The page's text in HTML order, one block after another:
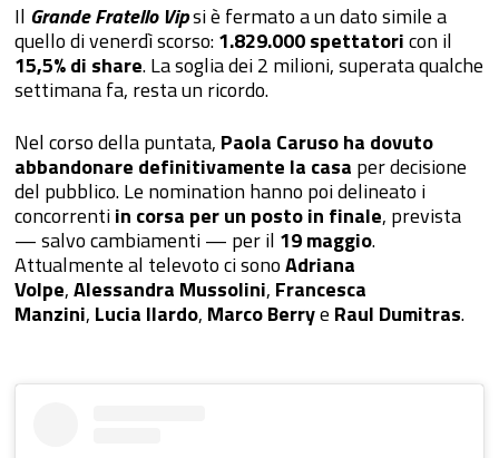
Il Grande Fratello Vipsi è fermato a un dato simile a
quello di venerdì scorso:1.829.000 spettatoricon il
15,5% di share. La soglia dei 2 milioni, superata qualche
settimana fa, resta un ricordo.
Nel corso della puntata, Paola Carusoha dovuto
abbandonare definitivamente la casa per decisione
del pubblico. Le nomination hanno poi delineato i
concorrentiin corsa per un posto in finale, prevista
— salvo cambiamenti — per il 19 maggio.
Attualmente al televoto ci sonoAdriana
Volpe,Alessandra Mussolini, Francesca
Manzini, Lucia Ilardo, Marco Berrye Raul Dumitras.